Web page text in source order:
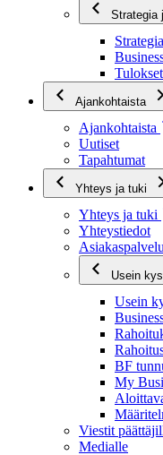
Strategia
Ajankohtaista
Ajankohtaista
Uutiset
Tapahtumat
Yhteys ja tuki
Yhteys ja tuki
Yhteystiedot
Asiakaspalvelu
Usein
Usein
BF
My
Viestit
Medialle